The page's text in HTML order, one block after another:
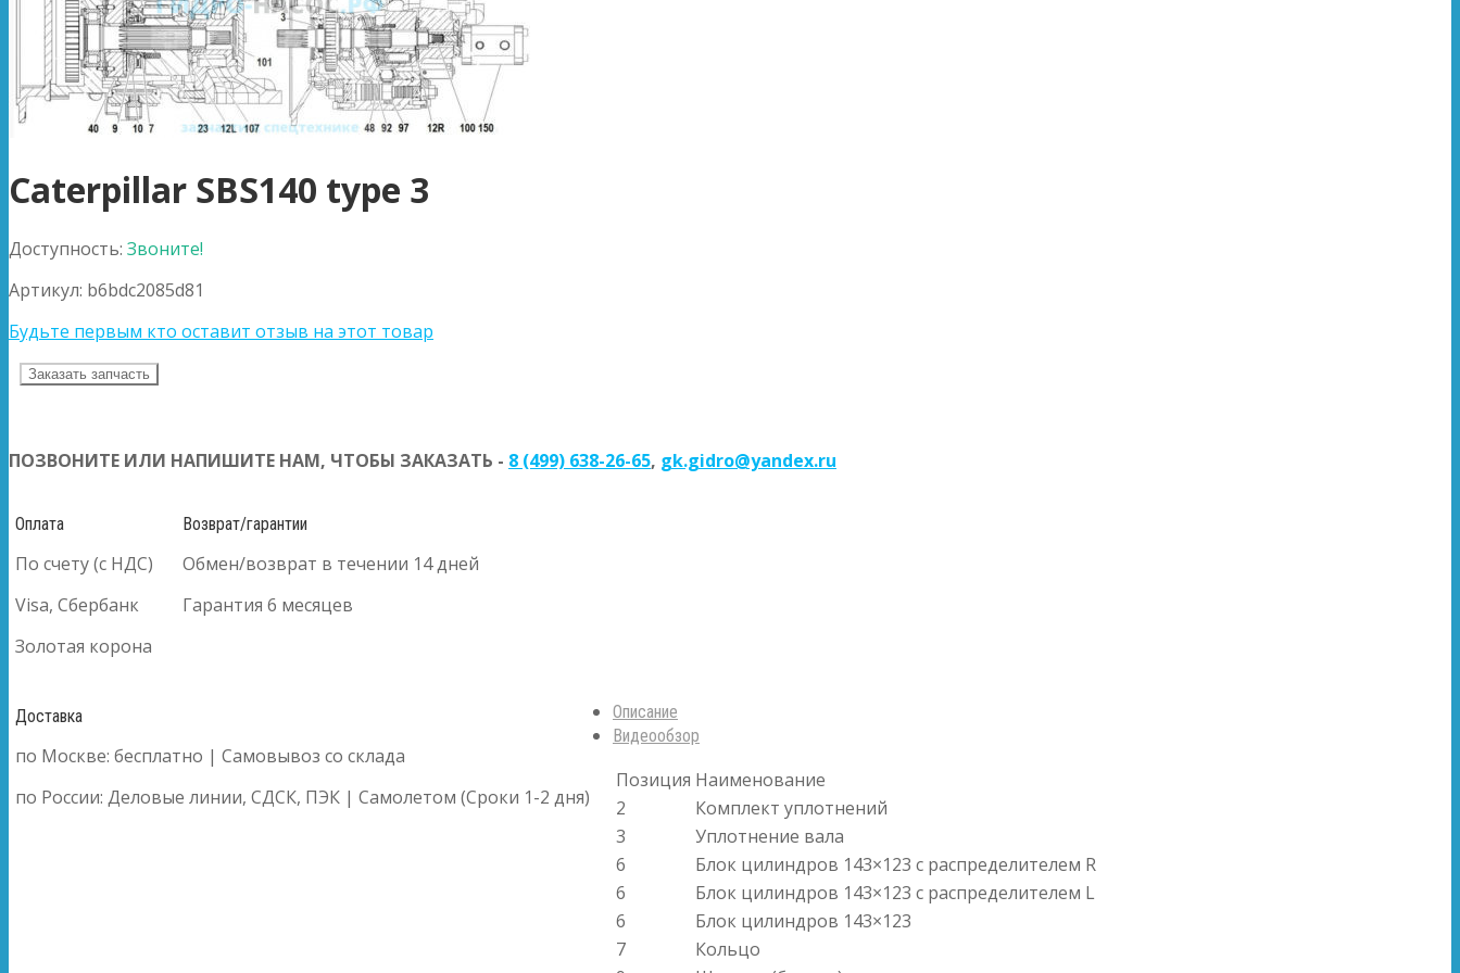
Caterpillar SBS140 type 3
Доступность: Звоните!
Артикул: b6bdc2085d81
Будьте первым кто оставит отзыв на этот товар
Заказать запчасть
ПОЗВОНИТЕ ИЛИ НАПИШИТЕ НАМ, ЧТОБЫ ЗАКАЗАТЬ - 8 (499) 638-26-65, gk.gidro@yandex.ru
Оплата
По счету (с НДС)
Visa, Сбербанк
Золотая корона
Возврат/гарантии
Обмен/возврат в течении 14 дней
Гарантия 6 месяцев
Доставка
по Москве: бесплатно | Самовывоз со склада
по России: Деловые линии, СДСК, ПЭК | Самолетом (Сроки 1-2 дня)
Описание
Видеообзор
Позиция Наименование
2
Комплект уплотнений
3
Уплотнение вала
6
Блок цилиндров 143×123 с распределителем R
6
Блок цилиндров 143×123 с распределителем L
6
Блок цилиндров 143×123
7
Кольцо